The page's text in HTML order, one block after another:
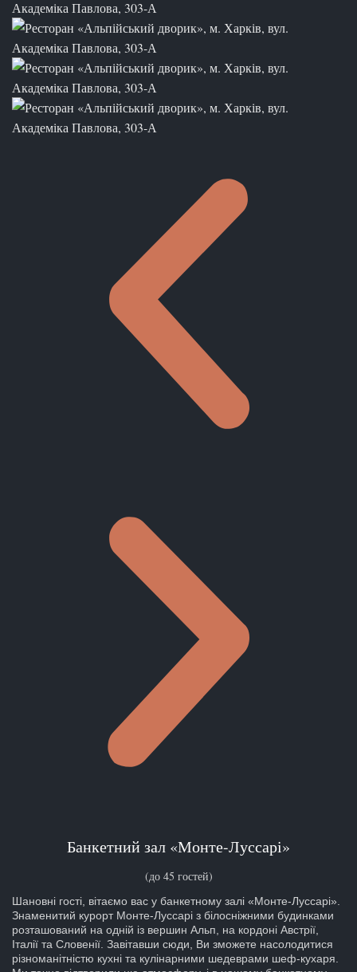
Банкетний зал «Монте-Луссарі»
(до 45 гостей)
Шановні гості, вітаємо вас у банкетному залі «Монте-Луссарі».
Знаменитий курорт Монте-Луссарі з білосніжними будинками
розташований на одній із вершин Альп, на кордоні Австрії,
Італії та Словенії. Завітавши сюди, Ви зможете насолодитися
різноманітністю кухні та кулінарними шедеврами шеф-кухаря.